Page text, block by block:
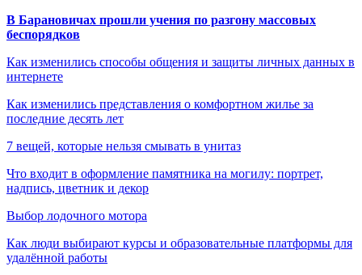
В Барановичах прошли учения по разгону массовых
беспорядков
Как изменились способы общения и защиты личных данных в
интернете
Как изменились представления о комфортном жилье за
последние десять лет
7 вещей, которые нельзя смывать в унитаз
Что входит в оформление памятника на могилу: портрет,
надпись, цветник и декор
Выбор лодочного мотора
Как люди выбирают курсы и образовательные платформы для
удалённой работы